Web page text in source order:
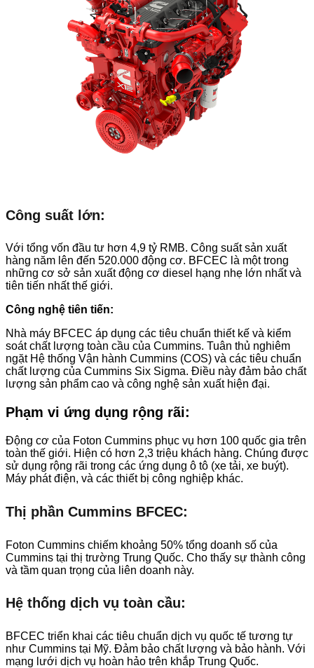
Công suất lớn:
Với tổng vốn đầu tư hơn 4,9 tỷ RMB. Công suất sản xuất
hàng năm lên đến 520.000 động cơ. BFCEC là một trong
những cơ sở sản xuất động cơ diesel hạng nhẹ lớn nhất và
tiên tiến nhất thế giới.
Công nghệ tiên tiến:
Nhà máy BFCEC áp dụng các tiêu chuẩn thiết kế và kiểm
soát chất lượng toàn cầu của Cummins. Tuân thủ nghiêm
ngặt Hệ thống Vận hành Cummins (COS) và các tiêu chuẩn
chất lượng của Cummins Six Sigma. Điều này đảm bảo chất
lượng sản phẩm cao và công nghệ sản xuất hiện đại.
Phạm vi ứng dụng rộng rãi:
Động cơ của Foton Cummins phục vụ hơn 100 quốc gia trên
toàn thế giới. Hiện có hơn 2,3 triệu khách hàng. Chúng được
sử dụng rộng rãi trong các ứng dụng ô tô (xe tải, xe buýt).
Máy phát điện, và các thiết bị công nghiệp khác.
Thị phần Cummins BFCEC:
Foton Cummins chiếm khoảng 50% tổng doanh số của
Cummins tại thị trường Trung Quốc. Cho thấy sự thành công
và tầm quan trọng của liên doanh này.
Hệ thống dịch vụ toàn cầu:
BFCEC triển khai các tiêu chuẩn dịch vụ quốc tế tương tự
như Cummins tại Mỹ. Đảm bảo chất lượng và bảo hành. Với
mạng lưới dịch vụ hoàn hảo trên khắp Trung Quốc.